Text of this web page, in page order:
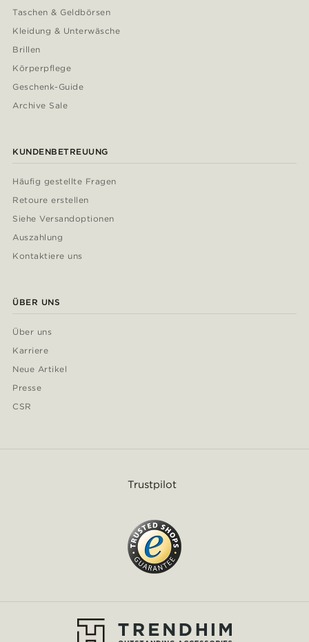
Taschen & Geldbörsen
Kleidung & Unterwäsche
Brillen
Körperpflege
Geschenk-Guide
Archive Sale
KUNDENBETREUUNG
Häufig gestellte Fragen
Retoure erstellen
Siehe Versandoptionen
Auszahlung
Kontaktiere uns
ÜBER UNS
Über uns
Karriere
Neue Artikel
Presse
CSR
Trustpilot